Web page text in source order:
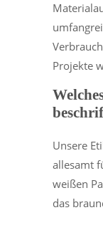
Projekte
Unsere
allesamt
weißen
das